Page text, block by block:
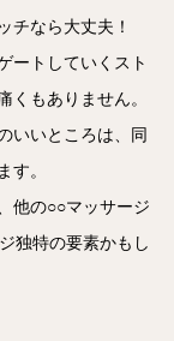
チなら大丈夫！
ートしていくスト
くもありません。
いいところは、同
す。
他の○○マッサージ
独特の要素かもし